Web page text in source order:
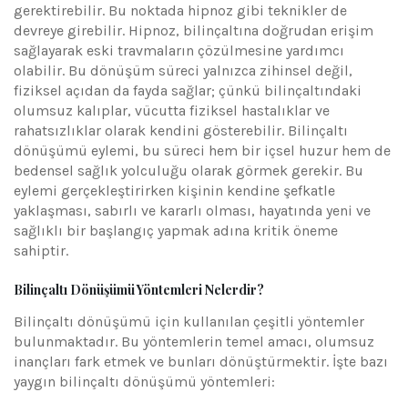
gerektirebilir. Bu noktada hipnoz gibi teknikler de
devreye girebilir. Hipnoz, bilinçaltına doğrudan erişim
sağlayarak eski travmaların çözülmesine yardımcı
olabilir. Bu dönüşüm süreci yalnızca zihinsel değil,
fiziksel açıdan da fayda sağlar; çünkü bilinçaltındaki
olumsuz kalıplar, vücutta fiziksel hastalıklar ve
rahatsızlıklar olarak kendini gösterebilir. Bilinçaltı
dönüşümü eylemi, bu süreci hem bir içsel huzur hem de
bedensel sağlık yolculuğu olarak görmek gerekir. Bu
eylemi gerçekleştirirken kişinin kendine şefkatle
yaklaşması, sabırlı ve kararlı olması, hayatında yeni ve
sağlıklı bir başlangıç yapmak adına kritik öneme
sahiptir.
Bilinçaltı Dönüşümü Yöntemleri Nelerdir?
Bilinçaltı dönüşümü için kullanılan çeşitli yöntemler
bulunmaktadır. Bu yöntemlerin temel amacı, olumsuz
inançları fark etmek ve bunları dönüştürmektir. İşte bazı
yaygın bilinçaltı dönüşümü yöntemleri: